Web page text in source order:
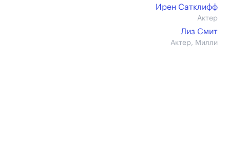
Ирен Сатклифф
Актер
Лиз Смит
Актер, Милли